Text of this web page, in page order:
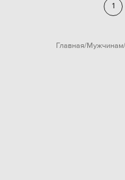
1
Главная Мужчинам